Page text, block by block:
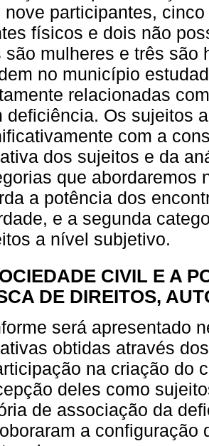
nove participantes,
físicos e dois não
são mulheres e três são
no município
relacionadas
deficiência. Os sujeitos
com a
dos sujeitos e da
que abordaremos
a potência dos
e a segunda
a nível subjetivo.
CIVIL E A
DE DIREITOS,
será apresentado
obtidas através
na criação do
deles como
de associação da
a configuração